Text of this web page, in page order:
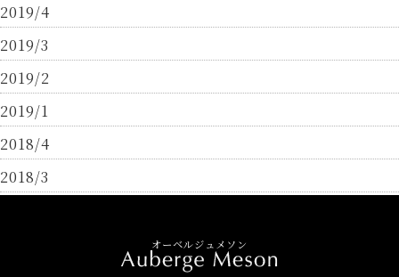
2019/4
2019/3
2019/2
2019/1
2018/4
2018/3
オーベルジュメソン